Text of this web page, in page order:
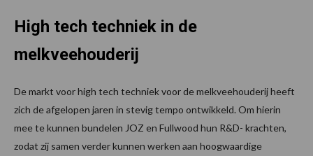
High tech techniek in de
melkveehouderij
De markt voor high tech techniek voor de melkveehouderij heeft
zich de afgelopen jaren in stevig tempo ontwikkeld. Om hierin
mee te kunnen bundelen JOZ en Fullwood hun R&D- krachten,
zodat zij samen verder kunnen werken aan hoogwaardige